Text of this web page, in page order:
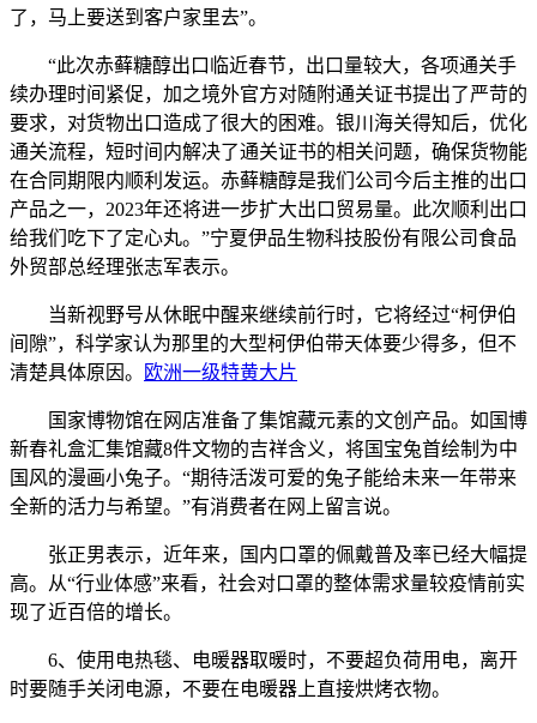
了，马上要送到客户家里去”。
“此次赤藓糖醇出口临近春节，出口量较大，各项通关手
续办理时间紧促，加之境外官方对随附通关证书提出了严苛的
要求，对货物出口造成了很大的困难。银川海关得知后，优化
通关流程，短时间内解决了通关证书的相关问题，确保货物能
在合同期限内顺利发运。赤藓糖醇是我们公司今后主推的出口
产品之一，2023年还将进一步扩大出口贸易量。此次顺利出口
给我们吃下了定心丸。”宁夏伊品生物科技股份有限公司食品
外贸部总经理张志军表示。
当新视野号从休眠中醒来继续前行时，它将经过“柯伊伯
间隙”，科学家认为那里的大型柯伊伯带天体要少得多，但不
清楚具体原因。
欧洲一级特黄大片
国家博物馆在网店准备了集馆藏元素的文创产品。如国博
新春礼盒汇集馆藏8件文物的吉祥含义，将国宝兔首绘制为中
国风的漫画小兔子。“期待活泼可爱的兔子能给未来一年带来
全新的活力与希望。”有消费者在网上留言说。
张正男表示，近年来，国内口罩的佩戴普及率已经大幅提
高。从“行业体感”来看，社会对口罩的整体需求量较疫情前实
现了近百倍的增长。
6、使用电热毯、电暖器取暖时，不要超负荷用电，离开
时要随手关闭电源，不要在电暖器上直接烘烤衣物。